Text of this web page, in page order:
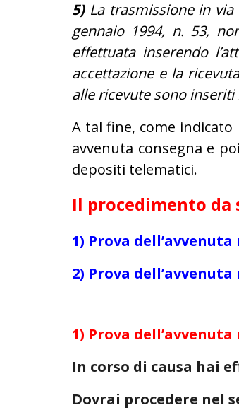
5) La trasmissione in
gennaio 1994, n. 53,
effettuata inserendo
accettazione e la
alle ricevute sono
A tal fine, come
avvenuta consegna e
depositi telematici.
Il procedimento da
1) Prova
2) Prova
1) Prova
In corso di causa hai
Dovrai procedere nel